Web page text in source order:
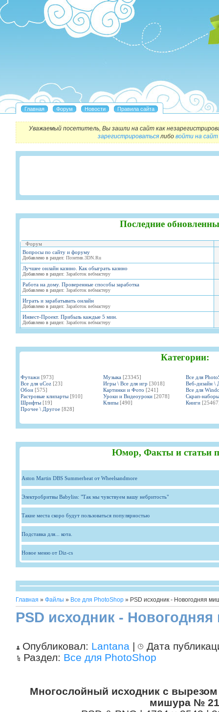
Уважаемый посетитель, Вы зашли на сайт как
зарегистрироватьсялибо войти на сайт
Последние
Форум
Вопросы по сайту и форуму
Добавлено в раздел: Позитив.3DN.Ru
Лучшее онлайн казино. Как обыграть казино
Добавлено в раздел: Заработок вебмастеру
Работа на дому. Проверенные способы заработка
Добавлено в раздел: Заработок вебмастеру
Играть и зарабатывать онлайн
Добавлено в раздел: Заработок вебмастеру
Инвест-Проект. Прибыль каждые 5 мин.
Добавлено в раздел: Заработок вебмастеру
Категории:
Футажи [973] Музыка [23345]
Все для
Все для uCoz [23] Игры \ Все для игр [3018]
Веб-дизайн \
Обои [575] Картинки и Фото [241]
Все для
Растровые клипарты [910] Уроки и Видеоуроки [2078]
Скрап-наборы
Шрифты [19] Клипы [490] Книги
Прочее \ Другое [828]
Юмор, Факты и статьи
Aston Martin DBS Summerheat от Wheelsandmore
Электробритвы Babyliss: "Так мы чувствуем вашу небритость"
Такие места скоро будут пользоваться популярностью
Подставка для... кота.
Новое меню от Diz-cs
Главная » Файлы » Все для PhotoShop » PSD исходник - Новогодняя
PSD исходник -
Опубликовал: Lantana |
Дата
Раздел: Все для PhotoShop
Многослойный исходник с
мишура № 21